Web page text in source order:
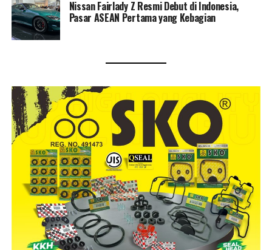
Nissan Fairlady Z Resmi Debut di Indonesia,
Pasar ASEAN Pertama yang Kebagian